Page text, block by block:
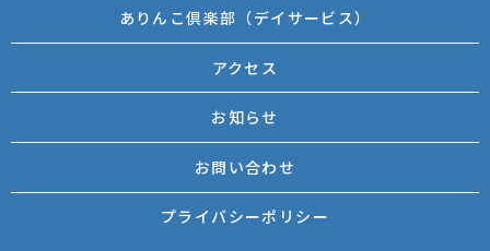
ありんこ倶楽部（デイサービス）
アクセス
お知らせ
お問い合わせ
プライバシーポリシー